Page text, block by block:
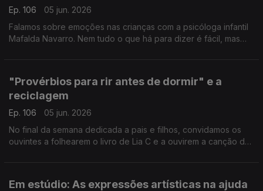
Ep. 106
05 jun. 2026
Falamos sobre emoções nas crianças com a psicóloga infantil
Mafalda Navarro. Nem tudo o que há para dizer é fácil, mas
"Provérbios para rir antes de dormir" e a
reciclagem
Ep. 106
05 jun. 2026
No final da semana dedicada a pais e filhos, convidamos os
ouvintes a folhearem o livro de Lia C e a ouvirem a canção da
Em estúdio: As expressões artísticas na ajuda